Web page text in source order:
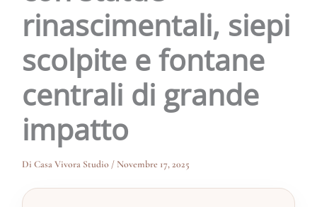
rinascimentali, siepi
scolpite e fontane
centrali di grande
impatto
Di Casa Vivora Studio/Novembre 17, 2025